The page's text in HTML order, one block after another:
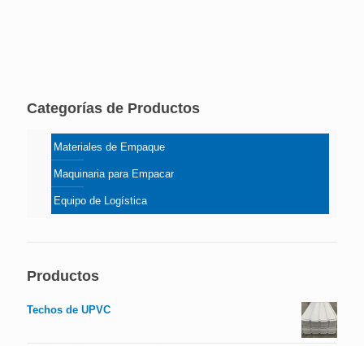
Categorías de Productos
Materiales de Empaque
Maquinaria para Empacar
Equipo de Logística
Productos
Techos de UPVC